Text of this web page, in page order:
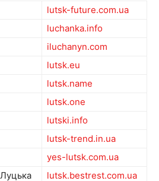
lutsk-future.com.ua
luchanka.info
iluchanyn.com
lutsk.eu
lutsk.name
lutsk.one
lutski.info
lutsk-trend.in.ua
yes-lutsk.com.ua
lutsk.bestrest.com.ua